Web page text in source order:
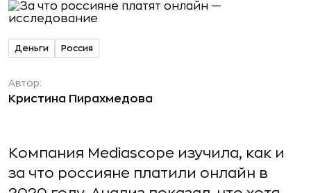
Деньги Россия
Автор:
Кристина Пирахмедова
Компания Mediascope изучила, как и
за что россияне платили онлайн в